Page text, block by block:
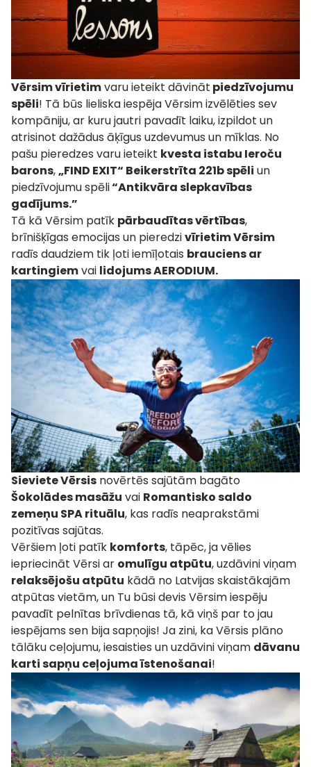
Vērsim vīrietimvaru ieteikt dāvināt piedzīvojumu
spēli! Tā būs lieliska iespēja Vērsim izvēlēties sev
kompāniju, ar kuru jautri pavadīt laiku, izpildot un
atrisinot dažādus āķīgus uzdevumus un mīklas. No
pašu pieredzes varu ieteikt kvesta istabu Ieroču
barons,„FIND EXIT“ Beikerstrīta 221b spēli un
piedzīvojumu spēli“Antikvāra slepkavības
gadījums.”
Tā kā Vērsim patīk pārbaudītas vērtības,
brīnišķīgas emocijas un pieredzivīrietim Vērsim
radīs daudziem tik ļoti iemīļotais brauciens ar
kartingiemvai lidojums AERODIUM.
Sieviete Vērsis novērtēs sajūtām bagāto
Šokolādes masāžu vai Romantisko saldo
zemeņu SPA rituālu, kas radīs neaprakstāmi
pozitīvas sajūtas.
Vēršiem ļoti patīk komforts, tāpēc, ja vēlies
iepriecināt Vērsi ar omulīgu atpūtu, uzdāvini viņam
relaksējošu atpūtu kādā no Latvijas skaistākajām
atpūtas vietām, un Tu būsi devis Vērsim iespēju
pavadīt pelnītas brīvdienas tā, kā viņš par to jau
iespējams sen bija sapņojis! Ja zini, ka Vērsis plāno
tālāku ceļojumu, iesaisties un uzdāvini viņam dāvanu
karti sapņu ceļojuma īstenošanai!